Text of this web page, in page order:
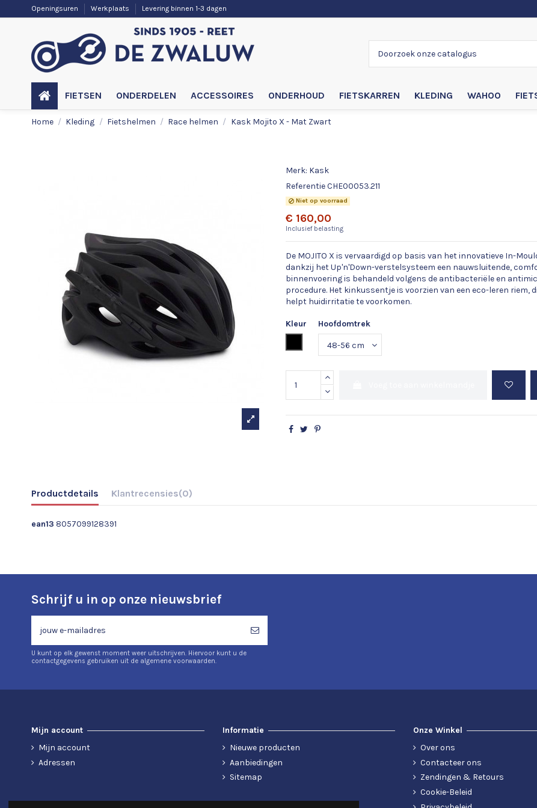
Openingsuren Werkplaats Levering binnen 1-3 dagen
FIETSEN ONDERDELEN ACCESSOIRES ONDERHOUD FIETSKARREN KLEDING WAHOO
Home Kleding Fietshelmen Race helmen Kask Mojito X - Mat Zwart
Merk: Kask
ReferentieCHE00053.211
Niet op voorraad
€ 160,00
Inclusief belasting
De MOJITO X is vervaardigd op basis van het innovatieve In-
dankzij het Up'n'Down-verstelsysteem een nauwsluitende,
binnenvoering is behandeld volgens de antibacteriële en
procedure. Het kinkussentje is voorzien van een eco-leren riem,
helpt huidirritatie te voorkomen.
Kleur
Hoofdomtrek
Productdetails Klantrecensies(0)
ean13 8057099128391
Schrijf u in op onze nieuwsbrief
U kunt op elk gewenst moment weer uitschrijven. Hiervoor kunt u de
contactgegevens gebruiken uit de algemene voorwaarden.
Mijn account
Mijn account
Adressen
Informatie
Nieuwe producten
Aanbiedingen
Sitemap
Onze Winkel
Over ons
Contacteer ons
Zendingen & Retours
Cookie-Beleid